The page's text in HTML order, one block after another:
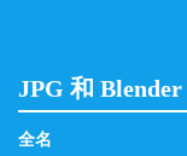
JPG 和
全名